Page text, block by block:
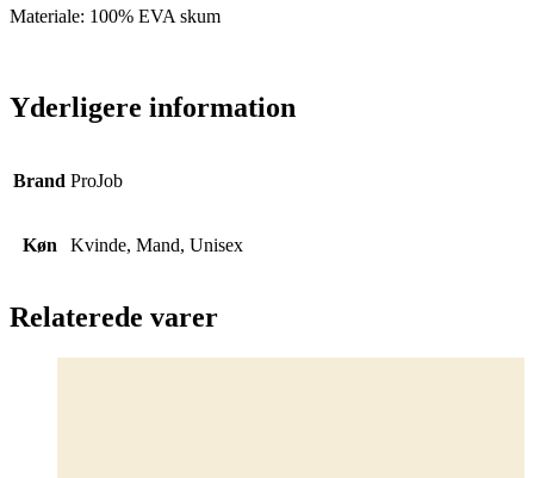
Materiale: 100% EVA skum
Yderligere information
Brand ProJob
Køn Kvinde, Mand, Unisex
Relaterede varer